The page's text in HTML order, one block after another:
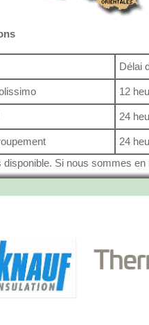
Délai
12
24
24
Si nous sommes